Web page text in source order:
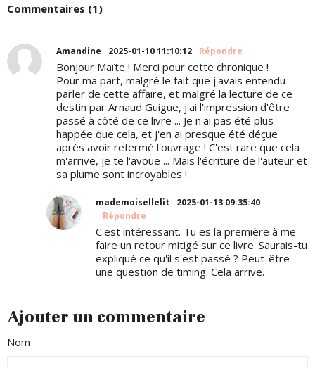
Commentaires (1)
Amandine 2025-01-10 11:10:12 Répondre
Bonjour Maïte ! Merci pour cette chronique !
Pour ma part, malgré le fait que j'avais entendu
parler de cette affaire, et malgré la lecture de ce
destin par Arnaud Guigue, j'ai l'impression d'être
passé à côté de ce livre ... Je n'ai pas été plus
happée que cela, et j'en ai presque été déçue
après avoir refermé l'ouvrage ! C'est rare que cela
m'arrive, je te l'avoue ... Mais l'écriture de l'auteur et
sa plume sont incroyables !
mademoisellelit
2025-01-13 09:35:40
Répondre
C'est intéressant. Tu es la première à me
faire un retour mitigé sur ce livre. Saurais-tu
expliqué ce qu'il s'est passé ? Peut-être
une question de timing. Cela arrive.
Ajouter un commentaire
Nom